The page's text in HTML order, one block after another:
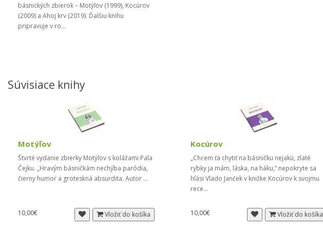
básnických zbierok – Motýľov (1999), Kocúrov
(2009) a Ahoj krv (2019). Ďalšiu knihu
pripravuje v ro...
Súvisiace knihy
Motýľov
Štvrté vydanie zbierky Motýľov s kolážami Pala
Čejku. „Hravým básničkám nechýba paródia,
čierny humor a groteskná absurdita. Autor ...
10,00€ Vložiť do košíka
Kocúrov
„Chcem ťa chytiť na básničku nejakú, zlaté
rybky ja mám, láska, na háku,“ nepokryte sa
hlási Vlado Janček v knižke Kocúrov k svojmu
rece...
10,00€ Vložiť do košíka